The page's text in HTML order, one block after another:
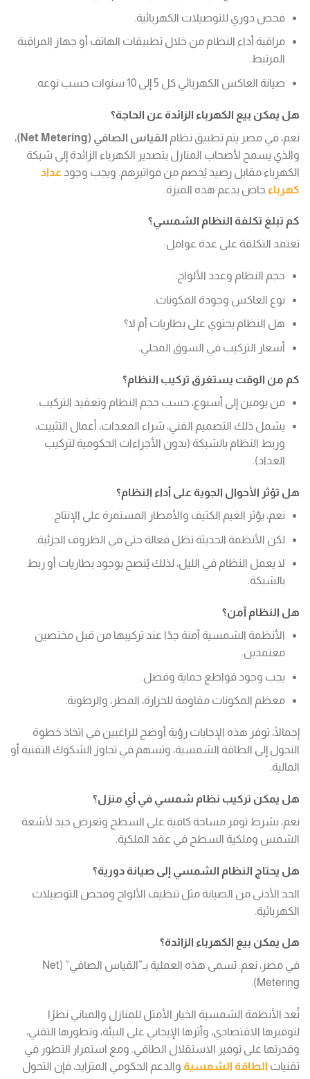
فحص دوري للتوصيلات الكهربائية.
مراقبة أداء النظام من خلال تطبيقات الهاتف أو جهاز المراقبة
المرتبط.
صيانة العاكس الكهربائي كل 5 إلى 10 سنوات حسب نوعه.
هل يمكن بيع الكهرباء الزائدة عن الحاجة؟
نعم، في مصر يتم تطبيق نظام القياس الصافي (Net Metering)
،
والذي يسمح لأصحاب المنازل بتصدير الكهرباء الزائدة إلى شبكة
الكهرباء مقابل رصيد يُخصم من فواتيرهم. ويجب وجود عداد
كهرباء خاص يدعم هذه الميزة.
كم تبلغ تكلفة النظام الشمسي؟
تعتمد التكلفة على عدة عوامل:
حجم النظام وعدد الألواح.
نوع العاكس وجودة المكونات.
هل النظام يحتوي على بطاريات أم لا؟
أسعار التركيب في السوق المحلي.
كم من الوقت يستغرق تركيب النظام؟
من يومين إلى أسبوع، حسب حجم النظام وتعقيد التركيب.
يشمل ذلك التصميم الفني، شراء المعدات، أعمال التثبيت،
وربط النظام بالشبكة (بدون الأجراءات الحكومية لتركيب
العداد).
هل تؤثر الأحوال الجوية على أداء النظام؟
نعم، يؤثر الغيم الكثيف والأمطار المستمرة على الإنتاج.
لكن الأنظمة الحديثة تظل فعالة حتى في الظروف الجزئية.
لا يعمل النظام في الليل، لذلك يُنصح بوجود بطاريات أو ربط
بالشبكة.
هل النظام آمن؟
الأنظمة الشمسية آمنة جدًا عند تركيبها من قبل مختصين
معتمدين.
يجب وجود قواطع حماية وفصل.
معظم المكونات مقاومة للحرارة، المطر، والرطوبة.
إجمالًا، توفر هذه الإجابات رؤية أوضح للراغبين في اتخاذ خطوة
التحول إلى الطاقة الشمسية، وتسهم في تجاوز الشكوك التقنية أو
المالية.
هل يمكن تركيب نظام شمسي في أي منزل؟
نعم، بشرط توفر مساحة كافية على السطح وتعرض جيد لأشعة
الشمس وملكية السطح في عقد الملكية.
هل يحتاج النظام الشمسي إلى صيانة دورية؟
الحد الأدنى من الصيانة مثل تنظيف الألواح وفحص التوصيلات
الكهربائية.
هل يمكن بيع الكهرباء الزائدة؟
في مصر، نعم. تسمى هذه العملية بـ”القياس الصافي” (Net
Metering).
تُعد الأنظمة الشمسية الخيار الأمثل للمنازل والمباني نظرًا
لتوفيرها الاقتصادي، وأثرها الإيجابي على البيئة، وتطورها التقني،
وقدرتها على توفير الاستقلال الطاقي. ومع استمرار التطور في
تقنيات الطاقة الشمسية والدعم الحكومي المتزايد، فإن التحول